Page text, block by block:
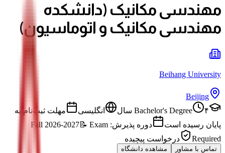
مهندسی مکانیک (دانشکده
مهندسی مکانیک و اتوماسیون)
Beihang University
Beijing
Bachelor's Degree
۴ سال انگلیسی
مهلت ثبت‌نام به
پایان رسیده است
دوره پذیرش: Fall 2026-2027 📝 Exam
Required
درخواست پیچیده
تماس با مشاور مشاهده دانشگاه